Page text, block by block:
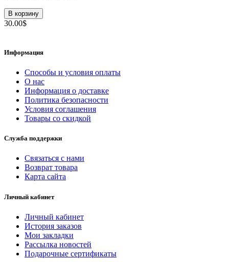
В корзину
30.00$
Информация
Способы и условия оплаты
О нас
Информация о доставке
Политика безопасности
Условия соглашения
Товары со скидкой
Служба поддержки
Связаться с нами
Возврат товара
Карта сайта
Личный кабинет
Личный кабинет
История заказов
Мои закладки
Рассылка новостей
Подарочные сертификаты